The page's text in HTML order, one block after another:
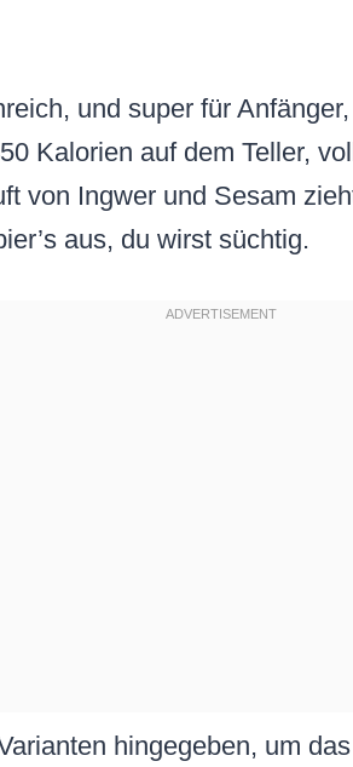
und super für
Kalorien auf dem Teller,
von Ingwer und Sesam
aus, du wirst süchtig.
hingegeben, um